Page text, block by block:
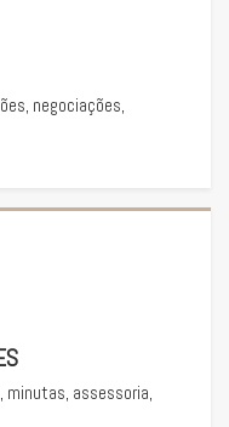
negociações,
minutas, assessoria,